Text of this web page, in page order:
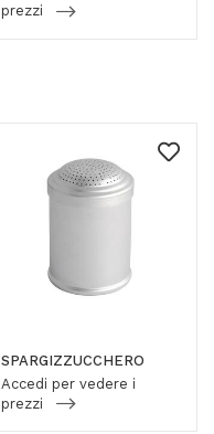
prezzi
SPARGIZZUCCHERO
Accedi per vedere i
prezzi